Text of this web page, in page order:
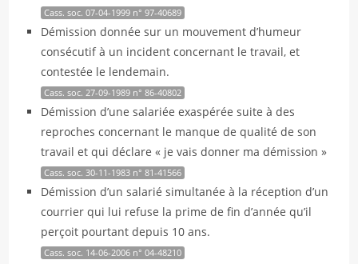
Cass. soc. 07-04-1999 n° 97-40689
Démission donnée sur un mouvement d’humeur
consécutif à un incident concernant le travail, et
contestée le lendemain.
Cass. soc. 27-09-1989 n° 86-40802
Démission d’une salariée exaspérée suite à des
reproches concernant le manque de qualité de son
travail et qui déclare « je vais donner ma démission »
Cass. soc. 30-11-1983 n° 81-41566
Démission d’un salarié simultanée à la réception d’un
courrier qui lui refuse la prime de fin d’année qu’il
perçoit pourtant depuis 10 ans.
Cass. soc. 14-06-2006 n° 04-48210